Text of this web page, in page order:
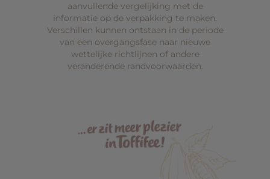
aanvullende vergelijking met de
informatie op de verpakking te maken.
Verschillen kunnen ontstaan in de periode
van een overgangsfase naar nieuwe
wettelijke richtlijnen of andere
veranderende randvoorwaarden.